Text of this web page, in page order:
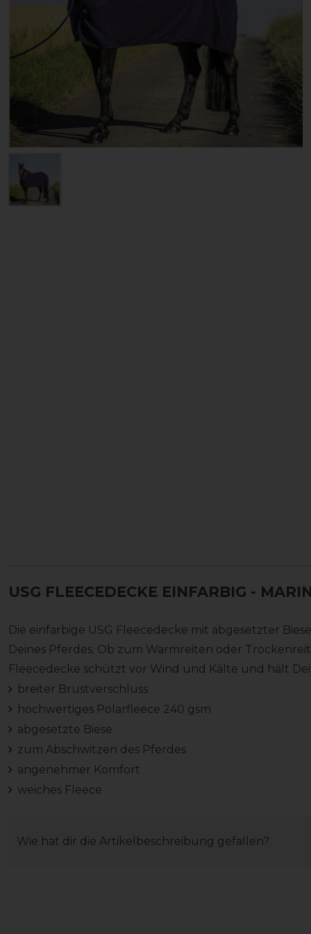
USG FLEECEDECKE EINFARBIG -
Die einfarbige USG Fleecedecke mit abgesetzter
Deines Pferdes. Ob zum Warmreiten oder
Fleecedecke schützt vor Wind und Kälte und hält
breiter Brustverschluss
hochwertiges Polarfleece 240 gsm
abgesetzte Biese
zum Abschwitzen des Pferdes
angenehmer Komfort
weiches Fleece
Wie hat dir die Artikelbeschreibung gefallen?